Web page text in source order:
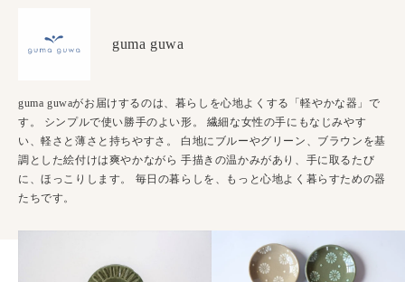
guma guwa
guma guwaがお届けするのは、暮らしを心地よくする「軽やかな器」で
す。 シンプルで使い勝手のよい形。 繊細な女性の手にもなじみやす
い、軽さと薄さと持ちやすさ。 白地にブルーやグリーン、ブラウンを基
調とした絵付けは爽やかながら 手描きの温かみがあり、手に取るたび
に、ほっこりします。 毎日の暮らしを、もっと心地よく暮らすための器
たちです。